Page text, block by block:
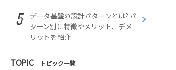
データ基盤の設計パターンとは? パ
ターン別に特徴やメリット、デメ
リットを紹介
TOPIC トピック一覧